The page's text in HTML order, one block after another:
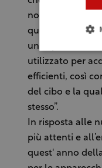
non solo
quotidiano, ma
un risparmio
utilizzato per
efficienti, così
del cibo e la
stesso”.
In risposta alle
più attenti e
quest' anno